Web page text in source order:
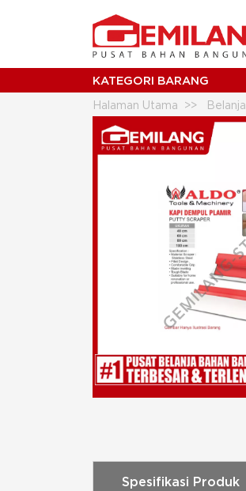
KATEGORI BARANG
Halaman Utama Belanja
Spesifikasi Produk